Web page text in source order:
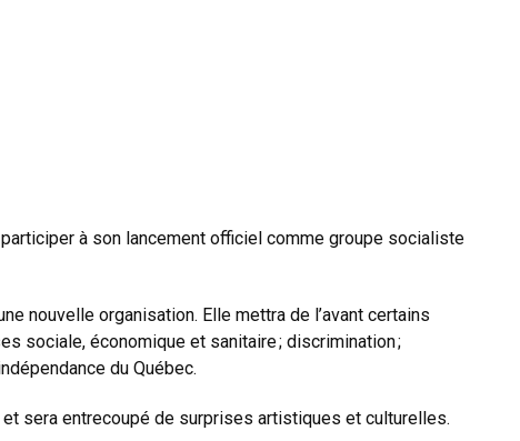
socialisme
à son lancement officiel comme groupe socialiste
nouvelle organisation. Elle mettra de l’avant certains
sociale, économique et sanitaire ; discrimination ;
du Québec.
sera entrecoupé de surprises artistiques et culturelles.